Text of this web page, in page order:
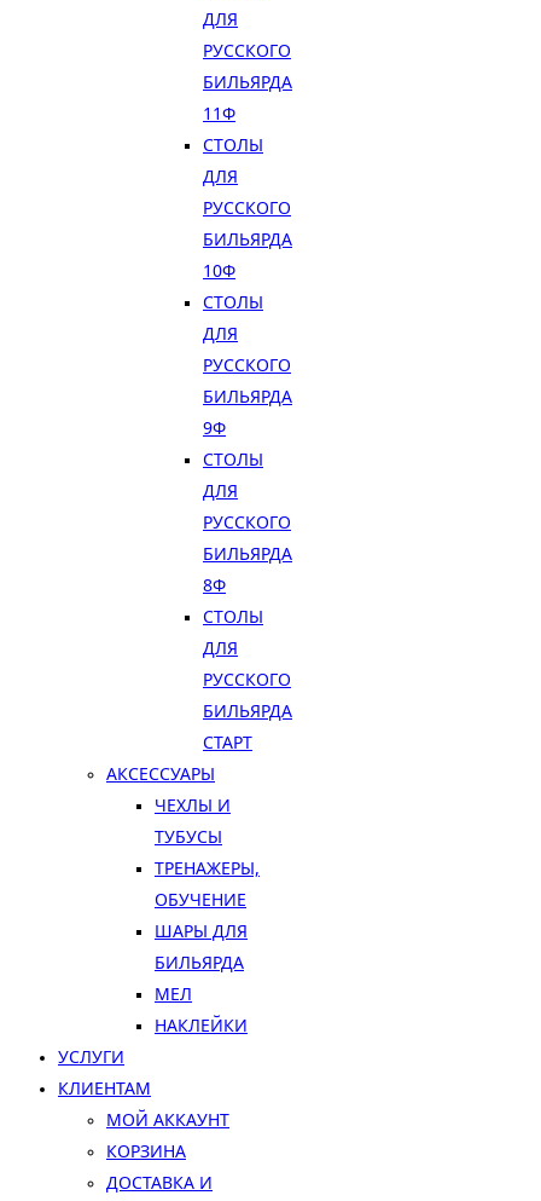
ДЛЯ
РУССКОГО
БИЛЬЯРДА
11Ф
СТОЛЫ
ДЛЯ
РУССКОГО
БИЛЬЯРДА
10Ф
СТОЛЫ
ДЛЯ
РУССКОГО
БИЛЬЯРДА
9Ф
СТОЛЫ
ДЛЯ
РУССКОГО
БИЛЬЯРДА
8Ф
СТОЛЫ
ДЛЯ
РУССКОГО
БИЛЬЯРДА
СТАРТ
АКСЕССУАРЫ
ЧЕХЛЫ И
ТУБУСЫ
ТРЕНАЖЕРЫ,
ОБУЧЕНИЕ
ШАРЫ ДЛЯ
БИЛЬЯРДА
МЕЛ
НАКЛЕЙКИ
УСЛУГИ
КЛИЕНТАМ
МОЙ АККАУНТ
КОРЗИНА
ДОСТАВКА И